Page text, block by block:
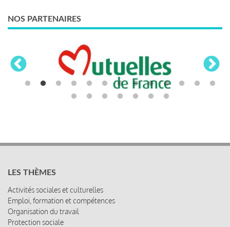
NOS PARTENAIRES
LES THÈMES
Activités sociales et culturelles
Emploi, formation et compétences
Organisation du travail
Protection sociale